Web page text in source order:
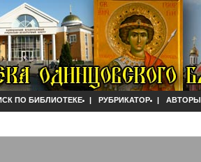
ПО БИБЛИОТЕКЕ | РУБРИКАТОР | АВТОРЫ